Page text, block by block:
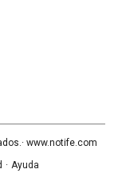
www.notife.com
· Ayuda